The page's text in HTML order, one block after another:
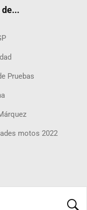
Pruebas
motos 2022